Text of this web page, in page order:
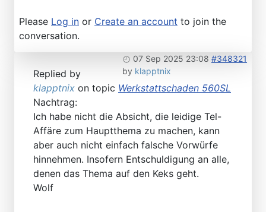
Please Log in or Create an account to join the
conversation.
07 Sep 2025 23:08 #348321
by klapptnix
Replied by
klapptnix on topic Werkstattschaden 560SL
Nachtrag:
Ich habe nicht die Absicht, die leidige Tel-
Affäre zum Hauptthema zu machen, kann
aber auch nicht einfach falsche Vorwürfe
hinnehmen. Insofern Entschuldigung an alle,
denen das Thema auf den Keks geht.
Wolf